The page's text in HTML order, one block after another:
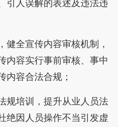
引人误解的表述及违法违
健全宣传内容审核机制，
内容实行事前审核、事中
内容合法合规；
规培训，提升从业人员法
绝因人员操作不当引发虚